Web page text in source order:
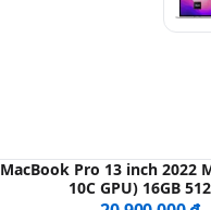
MacBook Pro 13 inch 2022
10C GPU) 16GB